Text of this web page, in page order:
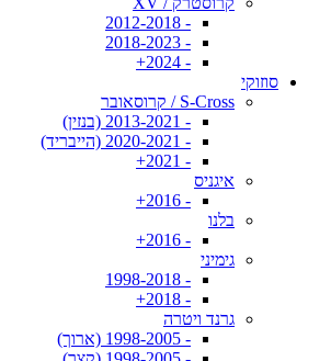
- 2012-2018
- 2018-2023
- 2024+
סוזוקי
S-Cross / קרוסאובר
- 2013-2021 (בנזין)
- 2020-2021 (הייבריד)
- 2021+
איגניס
- 2016+
בלנו
- 2016+
גימיני
- 1998-2018
- 2018+
גרנד ויטרה
- 1998-2005 (ארוך)